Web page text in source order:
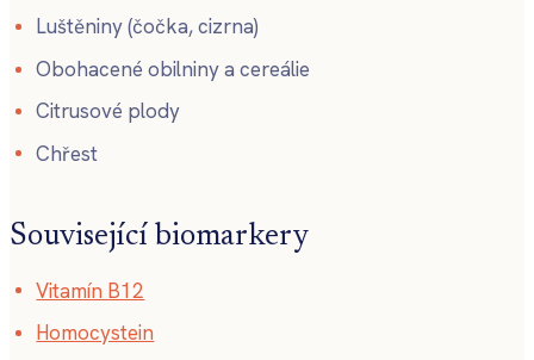
Luštěniny (čočka, cizrna)
Obohacené obilniny a cereálie
Citrusové plody
Chřest
Související biomarkery
Vitamín B12
Homocystein